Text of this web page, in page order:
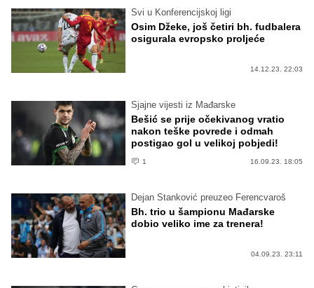
Svi u Konferencijskoj ligi
Osim Džeke, još četiri bh. fudbalera
osigurala evropsko proljeće
14.12.23. 22:03
Sjajne vijesti iz Mađarske
Bešić se prije očekivanog vratio
nakon teške povrede i odmah
postigao gol u velikoj pobjedi!
1 16.09.23. 18:05
Dejan Stanković preuzeo Ferencvaroš
Bh. trio u šampionu Mađarske
dobio veliko ime za trenera!
04.09.23. 23:11